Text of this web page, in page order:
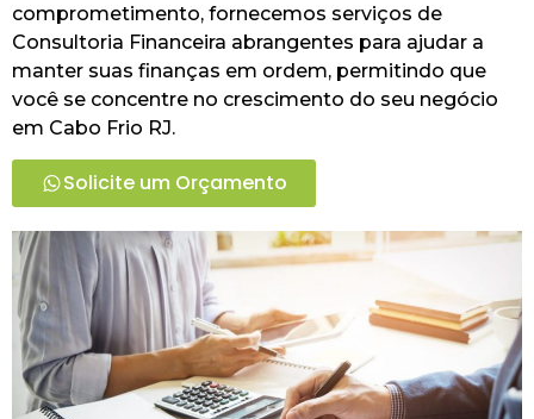
comprometimento, fornecemos serviços de
Consultoria Financeira abrangentes para ajudar a
manter suas finanças em ordem, permitindo que
você se concentre no crescimento do seu negócio
em Cabo Frio RJ.
Solicite um Orçamento